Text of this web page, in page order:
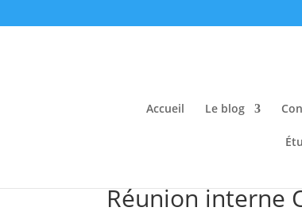
Accueil Le blog
Réunion interne